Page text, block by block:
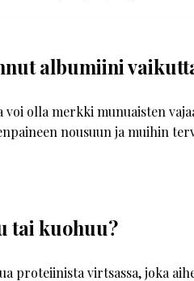
albumiini
olla merkki munuaisten
nousuun ja muihin
tai kuohuu?
proteiinista virtsassa, joka